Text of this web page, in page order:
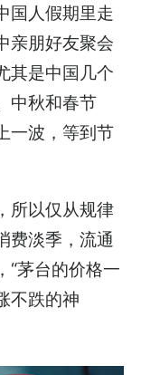
国人假期里走
亲朋好友聚会
其是中国几个
中秋和春节
一波，等到节
所以仅从规律
费淡季，流通
“茅台的价格一
不跌的神